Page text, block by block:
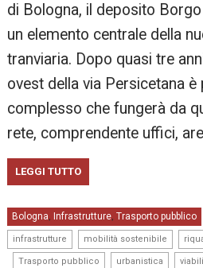
di Bologna, il deposito
un elemento centrale della
tranviaria. Dopo quasi tre
ovest della via Persicetana è
complesso che fungerà da
rete, comprendente uffici,
LEGGI TUTTO
Bologna, Infrastrutture, Trasporto pubblico
infrastrutture mobilità sostenibile
Trasporto pubblico urbanistica